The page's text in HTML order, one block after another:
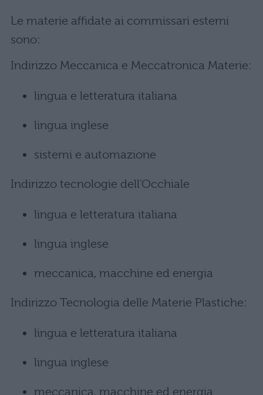
Le materie affidate ai commissari esterni
sono:
Indirizzo Meccanica e Meccatronica Materie:
lingua e letteratura italiana
lingua inglese
sistemi e automazione
Indirizzo tecnologie dell’Occhiale
lingua e letteratura italiana
lingua inglese
meccanica, macchine ed energia
Indirizzo Tecnologia delle Materie Plastiche:
lingua e letteratura italiana
lingua inglese
meccanica, macchine ed energia